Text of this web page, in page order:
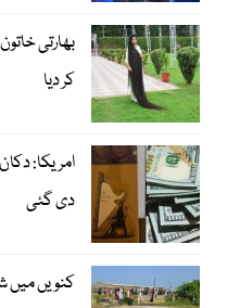
بھارتی
کر دیا
دی گئی
کنویں میں